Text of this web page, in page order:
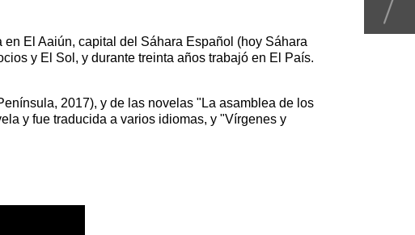
El Aaiún, capital del Sáhara Español (hoy Sáhara
y El Sol , y durante treinta años trabajó en El País.
2017), y de las novelas " La asamblea de los
y fue traducida a varios idiomas, y "Vírgenes y